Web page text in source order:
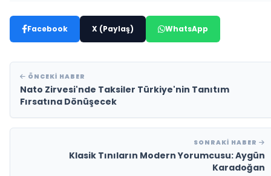
Facebook X (Paylaş) WhatsApp
ÖNCEKI HABER
Nato Zirvesi'nde Taksiler Türkiye'nin Tanıtım
Fırsatına Dönüşecek
SONRAKI HABER
Klasik Tınıların Modern Yorumcusu: Aygün
Karadoğan